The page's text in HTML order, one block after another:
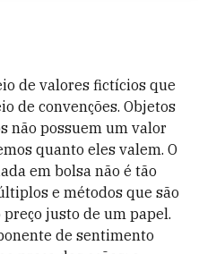
de valores fictícios que
de convenções. Objetos
não possuem um valor
quanto eles valem. O
em bolsa não é tão
e métodos que são
justo de um papel.
de sentimento